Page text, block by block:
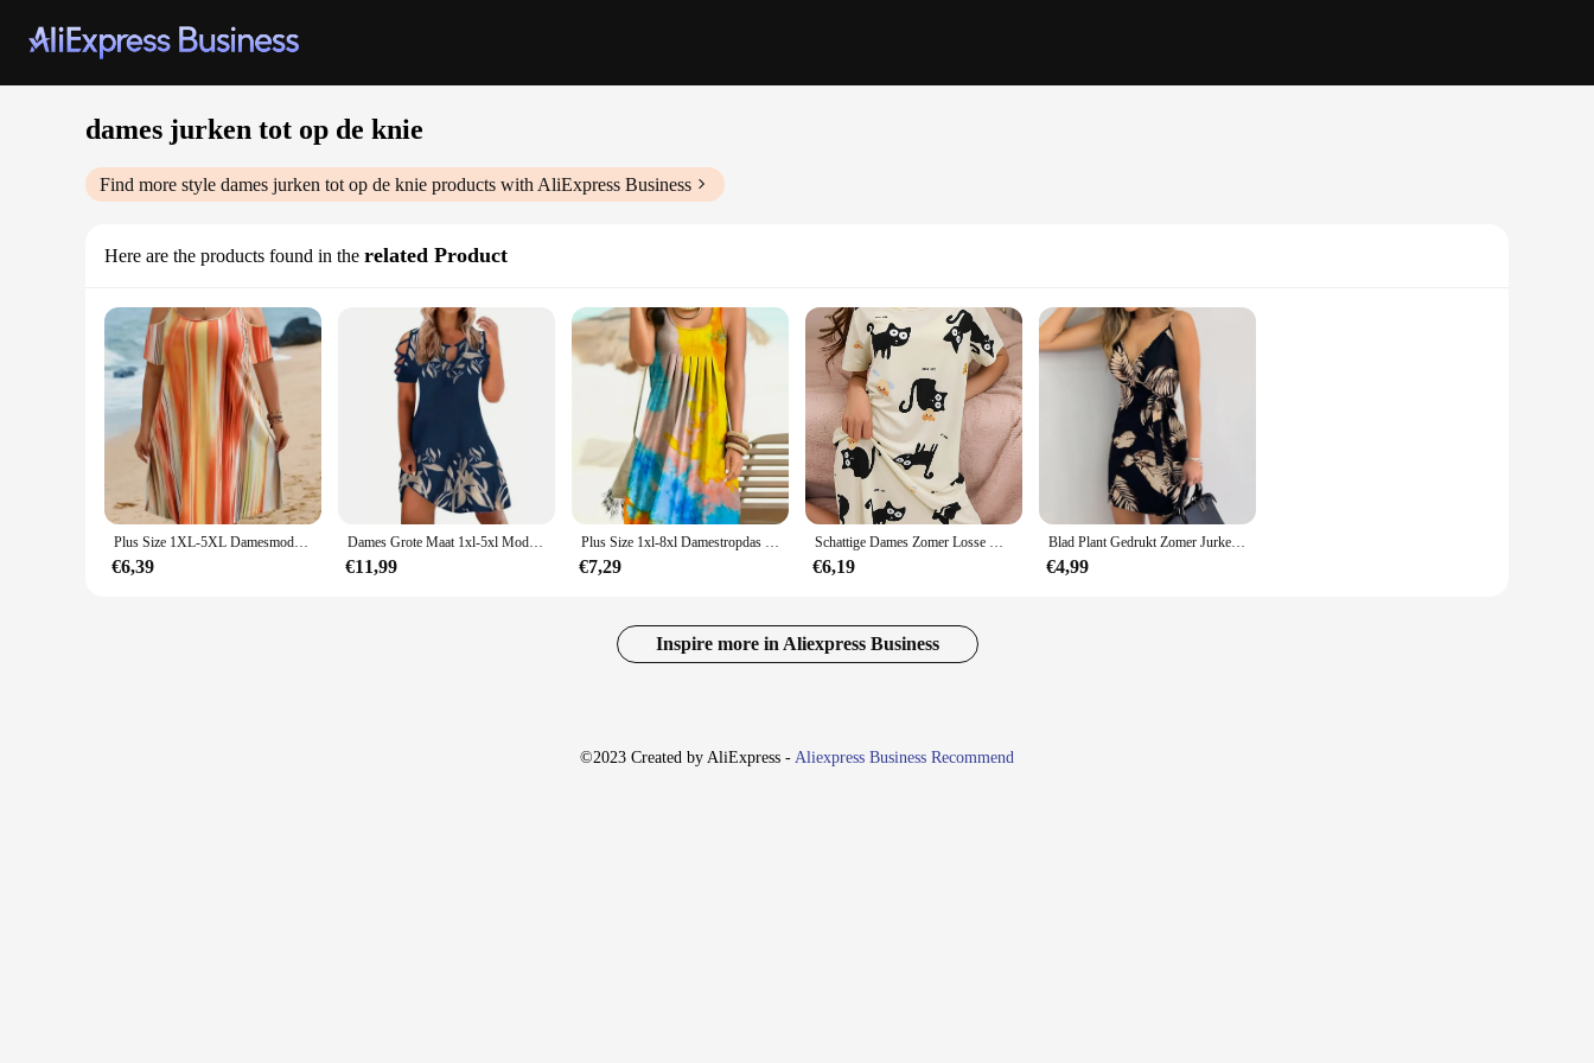
dames jurken tot op de knie
Find more style dames jurken tot op de knie products with AliExpress Business
Here are the products found in the related Product
Plus Size 1XL-5XL Damesmode Knielengte Jarretel Jurk Dames Uit De Schouder Gedrukt Jurk Zomer Casual Lange Jurk
€6,39
Dames Grote Maat 1xl-5xl Mode Bedrukte Jurk Dames Off The Shoulder Elegante Knielengte Korte Mouwen Jurk
€11,99
Plus Size 1xl-8xl Damestropdas Dye Geplooide Mouwloze Jurk Strandvest Jurk Casual Knielengte Jurk
€7,29
Schattige Dames Zomer Losse Nachtjapon Meisje Plus Size Jurken Outdoor Casual Knielengte Jurken Dames Homewear O-Hals Nachtjapon
€6,19
Blad Plant Gedrukt Zomer Jurken Voor Vrouwen Knie Lengte Sexy V-hals Lace-Up Sling Backless Jurk Voor Vrouwen Plus size Gewaad Femme
€4,99
Inspire more in Aliexpress Business
©2023 Created by AliExpress - Aliexpress Business Recommend